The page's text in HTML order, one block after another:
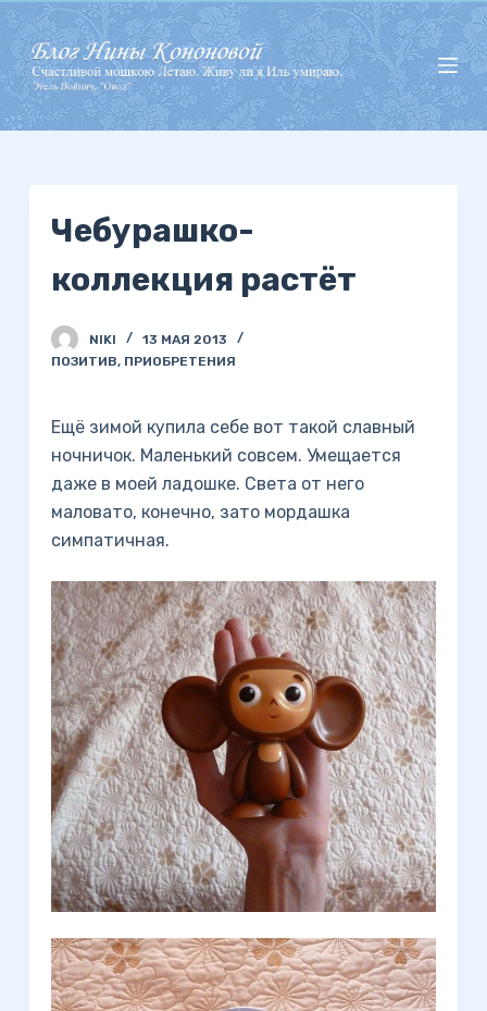
П
е
р
е
й
Чебурашко-
коллекция растёт
NIKI
13 МАЯ 2013
ПОЗИТИВ, ПРИОБРЕТЕНИЯ
Ещё зимой купила себе вот такой славный
ночничок. Маленький совсем. Умещается
даже в моей ладошке. Света от него
маловато, конечно, зато мордашка
симпатичная.